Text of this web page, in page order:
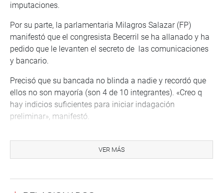
imputaciones.
Por su parte, la parlamentaria Milagros Salazar (FP)
manifestó que el congresista Becerril se ha allanado y ha
pedido que le levanten el secreto de las comunicaciones
y bancario.
Precisó que su bancada no blinda a nadie y recordó que
ellos no son mayoría (son 4 de 10 integrantes). «Creo q
hay indicios suficientes para iniciar indagación
preliminar», manifestó.
acordó iniciar indagación preliminar sobre la denuncia
interpuesta en contra del congresista Glider Ushñahua
VER MÁS